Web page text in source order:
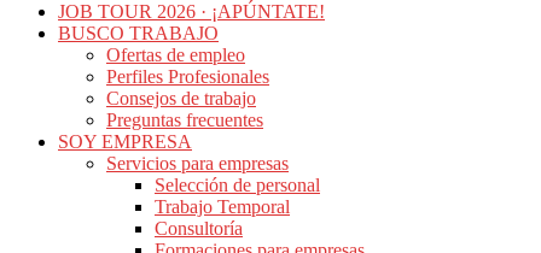
JOB TOUR 2026 · ¡APÚNTATE!
BUSCO TRABAJO
Ofertas de empleo
Perfiles Profesionales
Consejos de trabajo
Preguntas frecuentes
SOY EMPRESA
Servicios para empresas
Selección de personal
Trabajo Temporal
Consultoría